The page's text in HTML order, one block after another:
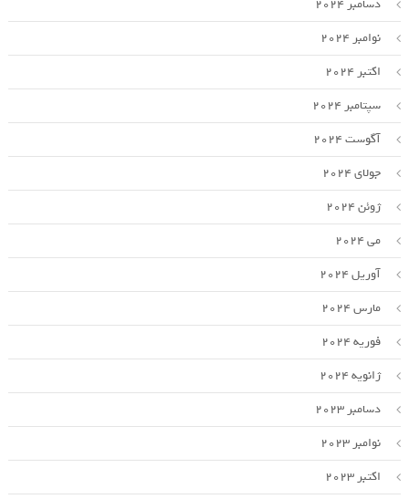
نوامبر 2024
اکتبر 2024
سپتامبر 2024
آگوست 2024
جولای 2024
ژوئن 2024
می 2024
آوریل 2024
مارس 2024
فوریه 2024
ژانویه 2024
دسامبر 2023
نوامبر 2023
اکتبر 2023